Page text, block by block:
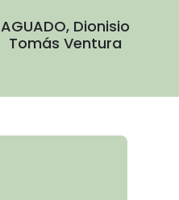
AGUADO, Dionisio
Tomás Ventura